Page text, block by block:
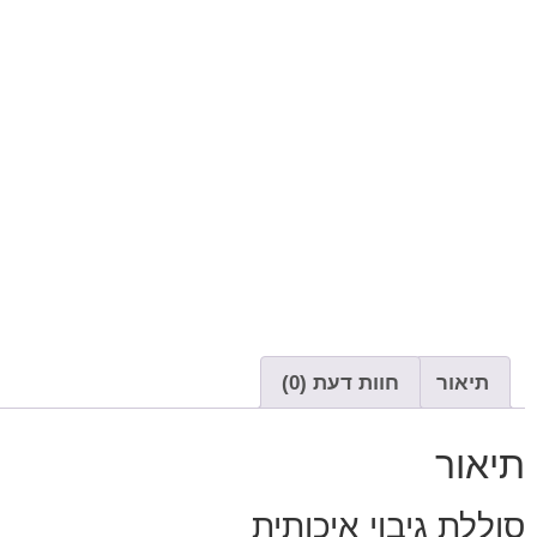
תיאור חוות דעת (0)
תיאור
סוללת גיבוי איכותית